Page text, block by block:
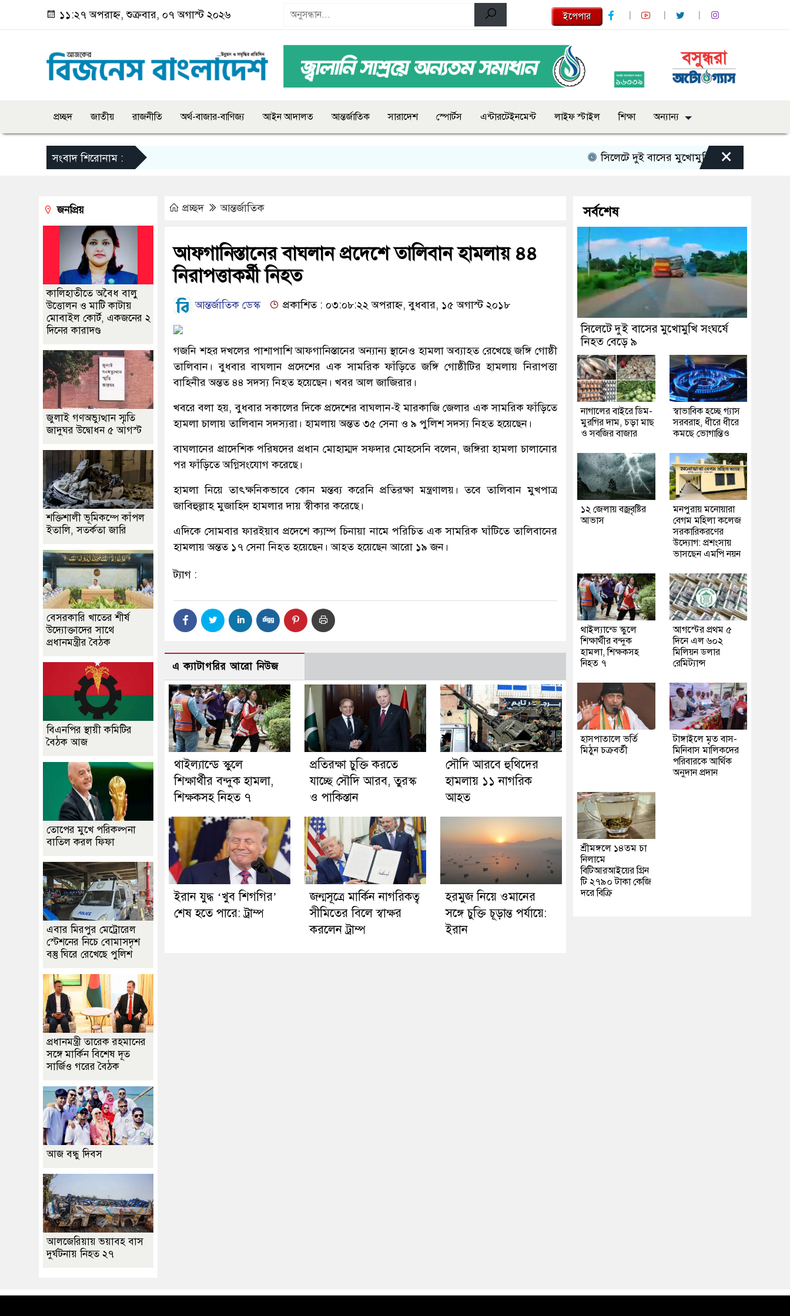
১১:২৭ অপরাহ্ন, শুক্রবার, ০৭ অগাস্ট ২০২৬ ইপেপার
প্রচ্ছদ জাতীয় রাজনীতি অর্থ-বাজার-বাণিজ্য আইন আদালত আন্তর্জাতিক সারাদেশ স্পোর্টস এন্টারটেইনমেন্ট লাইফ স্টাইল শিক্ষা অন্যান্য
সংবাদ শিরোনাম : সিলেটে দুই বাসের মুখোমুখি সংঘর্ষে নিহত বেড়ে ৯
×
প্রচ্ছদ আন্তর্জাতিক
আফগানিস্তানের বাঘলান প্রদেশে তালিবান হামলায় ৪৪
নিরাপত্তাকর্মী নিহত
আন্তর্জাতিক ডেস্ক প্রকাশিত : ০৩:০৮:২২ অপরাহ্ন, বুধবার, ১৫ অগাস্ট ২০১৮
গজনি শহর দখলের পাশাপাশি আফগানিস্তানের অন্যান্য স্থানেও হামলা অব্যাহত রেখেছে জঙ্গি গোষ্ঠী
তালিবান। বুধবার বাঘলান প্রদেশের এক সামরিক ফাঁড়িতে জঙ্গি গোষ্ঠীটির হামলায় নিরাপত্তা
বাহিনীর অন্তত ৪৪ সদস্য নিহত হয়েছেন। খবর আল জাজিরার।
খবরে বলা হয়, বুধবার সকালের দিকে প্রদেশের বাঘলান-ই মারকাজি জেলার এক সামরিক ফাঁড়িতে
হামলা চালায় তালিবান সদস্যরা। হামলায় অন্তত ৩৫ সেনা ও ৯ পুলিশ সদস্য নিহত হয়েছেন।
বাঘলানের প্রাদেশিক পরিষদের প্রধান মোহাম্মদ সফদার মোহসেনি বলেন, জঙ্গিরা হামলা চালানোর
পর ফাঁড়িতে অগ্নিসংযোগ করেছে।
হামলা নিয়ে তাৎক্ষনিকভাবে কোন মন্তব্য করেনি প্রতিরক্ষা মন্ত্রণালয়। তবে তালিবান মুখপাত্র
জাবিহুল্লাহ মুজাহিদ হামলার দায় স্বীকার করেছে।
এদিকে সোমবার ফারইয়াব প্রদেশে ক্যাম্প চিনায়া নামে পরিচিত এক সামরিক ঘাঁটিতে তালিবানের
হামলায় অন্তত ১৭ সেনা নিহত হয়েছেন। আহত হয়েছেন আরো ১৯ জন।
ট্যাগ :
এ ক্যাটাগরির আরো নিউজ
থাইল্যান্ডে স্কুলে
শিক্ষার্থীর বন্দুক হামলা,
শিক্ষকসহ নিহত ৭
প্রতিরক্ষা চুক্তি করতে
যাচ্ছে সৌদি আরব, তুরস্ক
ও পাকিস্তান
সৌদি আরবে হুথিদের
হামলায় ১১ নাগরিক
আহত
ইরান যুদ্ধ ‘খুব শিগগির’
শেষ হতে পারে: ট্রাম্প
জন্মসূত্রে মার্কিন নাগরিকত্ব
সীমিতের বিলে স্বাক্ষর
করলেন ট্রাম্প
হরমুজ নিয়ে ওমানের
সঙ্গে চুক্তি চূড়ান্ত পর্যায়ে:
ইরান
জনপ্রিয়
কালিহাতীতে অবৈধ বালু
উত্তোলন ও মাটি কাটায়
মোবাইল কোর্ট, একজনের ২
দিনের কারাদণ্ড
জুলাই গণঅভ্যুত্থান স্মৃতি
জাদুঘর উদ্বোধন ৫ আগস্ট
শক্তিশালী ভূমিকম্পে কাঁপল
ইতালি, সতর্কতা জারি
বেসরকারি খাতের শীর্ষ
উদ্যোক্তাদের সাথে
প্রধানমন্ত্রীর বৈঠক
বিএনপির স্থায়ী কমিটির
বৈঠক আজ
তোপের মুখে পরিকল্পনা
বাতিল করল ফিফা
এবার মিরপুর মেট্রোরেল
স্টেশনের নিচে বোমাসদৃশ
বস্তু ঘিরে রেখেছে পুলিশ
প্রধানমন্ত্রী তারেক রহমানের
সঙ্গে মার্কিন বিশেষ দূত
সার্জিও গরের বৈঠক
আজ বন্ধু দিবস
আলজেরিয়ায় ভয়াবহ বাস
দুর্ঘটনায় নিহত ২৭
সর্বশেষ
সিলেটে দুই বাসের মুখোমুখি সংঘর্ষে
নিহত বেড়ে ৯
নাগালের বাইরে ডিম-
মুরগির দাম, চড়া মাছ
ও সবজির বাজার
স্বাভাবিক হচ্ছে গ্যাস
সরবরাহ, ধীরে ধীরে
কমছে ভোগান্তিও
১২ জেলায় বজ্রবৃষ্টির
আভাস
মনপুরায় মনোয়ারা
বেগম মহিলা কলেজ
সরকারিকরণের
উদ্যোগ: প্রশংসায়
ভাসছেন এমপি নয়ন
থাইল্যান্ডে স্কুলে
শিক্ষার্থীর বন্দুক
হামলা, শিক্ষকসহ
নিহত ৭
আগস্টের প্রথম ৫
দিনে এল ৬০২
মিলিয়ন ডলার
রেমিট্যান্স
হাসপাতালে ভর্তি
মিঠুন চক্রবর্তী
টাঙ্গাইলে মৃত বাস-
মিনিবাস মালিকদের
পরিবারকে আর্থিক
অনুদান প্রদান
শ্রীমঙ্গলে ১৪তম চা
নিলামে
বিটিআরআইয়ের গ্রিন
টি ২৭৯০ টাকা কেজি
দরে বিক্রি